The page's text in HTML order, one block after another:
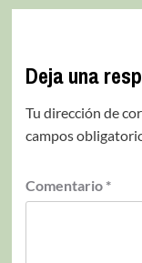
Deja una
Tu dirección de
campos
Comentario *